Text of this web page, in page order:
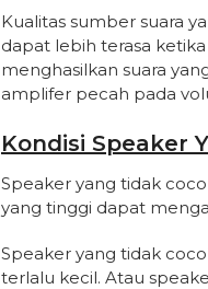
Kualitas sumber suara
dapat lebih terasa
menghasilkan suara
amplifer pecah pada
Kondisi Speaker
Speaker yang tidak
yang tinggi dapat
Speaker yang tidak
terlalu kecil. Atau